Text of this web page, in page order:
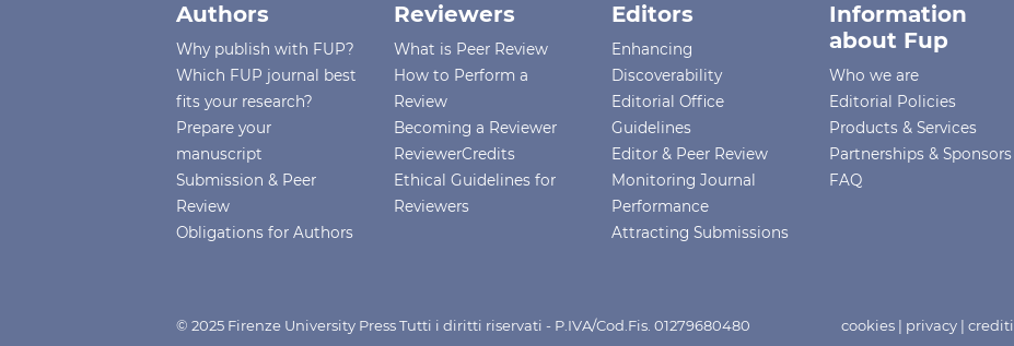
Authors
Why publish with FUP?
Which FUP journal best
fits your research?
Prepare your
manuscript
Submission & Peer
Review
Obligations for Authors
Reviewers
What is Peer Review
How to Perform a
Review
Becoming a Reviewer
ReviewerCredits
Ethical Guidelines for
Reviewers
Editors
Enhancing
Discoverability
Editorial Office
Guidelines
Editor & Peer Review
Monitoring Journal
Performance
Attracting Submissions
Information
about Fup
Who we are
Editorial Policies
Products & Services
Partnerships & Sponsors
FAQ
© 2025 Firenze University Press Tutti i diritti riservati - P.IVA/Cod.Fis. 01279680480 cookies | privacy |crediti